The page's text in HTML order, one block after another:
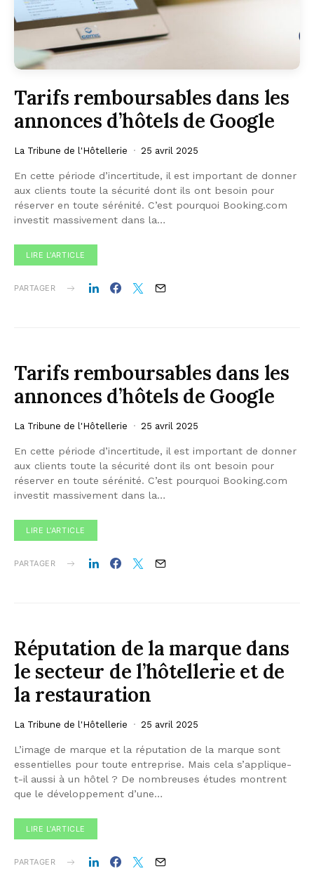
Tarifs remboursables dans les
annonces d’hôtels de Google
La Tribune de l'Hôtellerie 25 avril 2025
En cette période d’incertitude, il est important de donner
aux clients toute la sécurité dont ils ont besoin pour
réserver en toute sérénité. C’est pourquoi Booking.com
investit massivement dans la…
LIRE L'ARTICLE
PARTAGER
Tarifs remboursables dans les
annonces d’hôtels de Google
La Tribune de l'Hôtellerie 25 avril 2025
En cette période d’incertitude, il est important de donner
aux clients toute la sécurité dont ils ont besoin pour
réserver en toute sérénité. C’est pourquoi Booking.com
investit massivement dans la…
LIRE L'ARTICLE
PARTAGER
Réputation de la marque dans
le secteur de l’hôtellerie et de
la restauration
La Tribune de l'Hôtellerie 25 avril 2025
L’image de marque et la réputation de la marque sont
essentielles pour toute entreprise. Mais cela s’applique-
t-il aussi à un hôtel ? De nombreuses études montrent
que le développement d’une…
LIRE L'ARTICLE
PARTAGER